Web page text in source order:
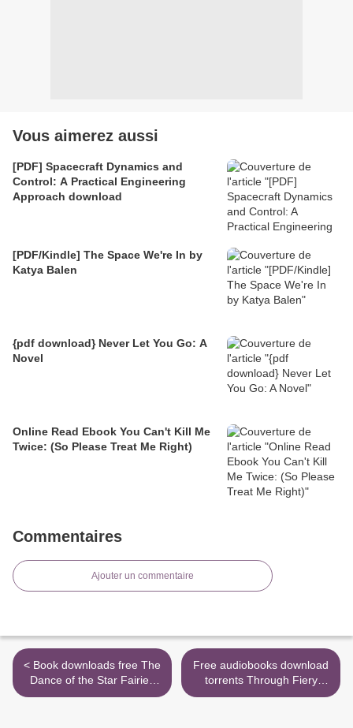
Vous aimerez aussi
[PDF] Spacecraft Dynamics and
Control: A Practical Engineering
Approach download
[PDF/Kindle] The Space We're In by
Katya Balen
{pdf download} Never Let You Go: A
Novel
Online Read Ebook You Can't Kill Me
Twice: (So Please Treat Me Right)
Commentaires
Ajouter un commentaire
< Book downloads free The
Dance of the Star Fairies
(Thea Stilton: Special
Free audiobooks download
torrents Through Fiery
Trials >